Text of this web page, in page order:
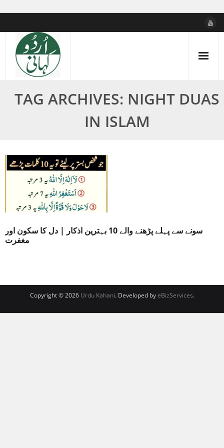
content
TAG ARCHIVES: NIGHT DUAS
IN ISLAM
سونے سے پہلے پڑھنے والے 10 بہترین اذکار | دل کا سکون اور
مغفرت
Copyright © 2026 Urdu Kahani. Developed byeBizServices.